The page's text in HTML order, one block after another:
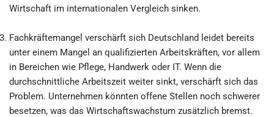
Wirtschaft im internationalen Vergleich sinken.
Fachkräftemangel verschärft sich Deutschland leidet bereits
unter einem Mangel an qualifizierten Arbeitskräften, vor allem
in Bereichen wie Pflege, Handwerk oder IT. Wenn die
durchschnittliche Arbeitszeit weiter sinkt, verschärft sich das
Problem. Unternehmen könnten offene Stellen noch schwerer
besetzen, was das Wirtschaftswachstum zusätzlich bremst.